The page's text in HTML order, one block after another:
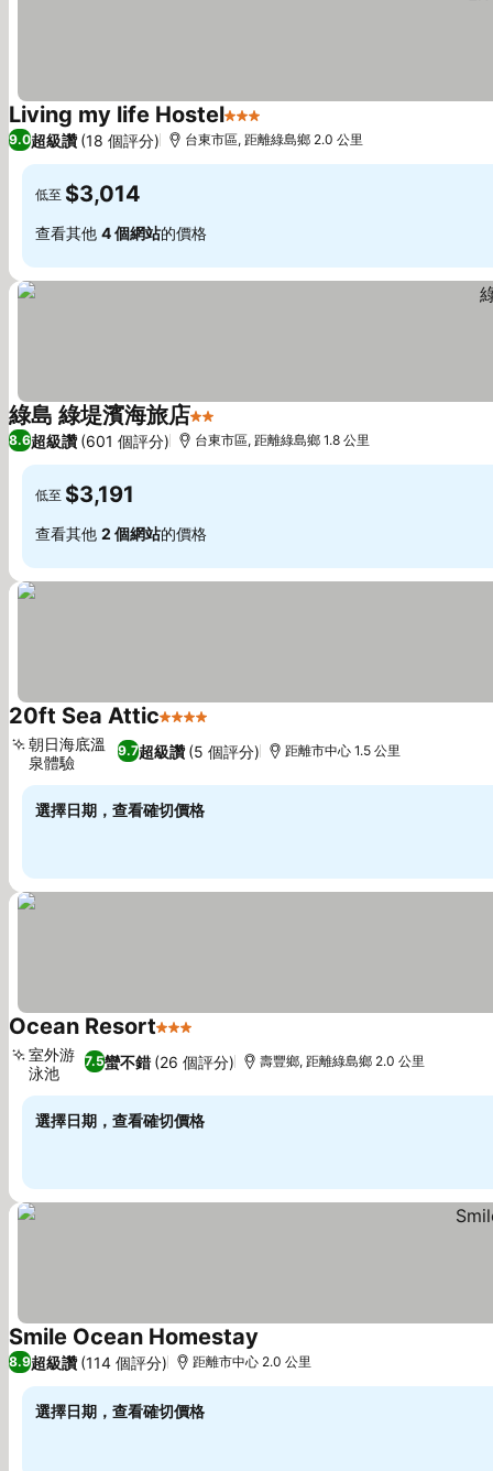
Living my life Hostel3 星級
9.0超級讚 (18 個評分) 台東市區, 距離綠島鄉 2.0 公里
低至 $3,014
查看其他 4 個網站的價格
綠島 綠堤濱海旅店2 星級
8.6超級讚 (601 個評分) 台東市區, 距離綠島鄉 1.8 公里
低至 $3,191
查看其他 2 個網站的價格
20ft Sea Attic4 星級
9.7超級讚 (5 個評分)
朝日海底溫
泉體驗
距離市中心 1.5 公里
選擇日期，查看確切價格
Ocean Resort3 星級
7.5蠻不錯 (26 個評分)
室外游
泳池
壽豐鄉, 距離綠島鄉 2.0 公里
選擇日期，查看確切價格
Smile Ocean Homestay
8.9超級讚 (114 個評分) 距離市中心 2.0 公里
選擇日期，查看確切價格